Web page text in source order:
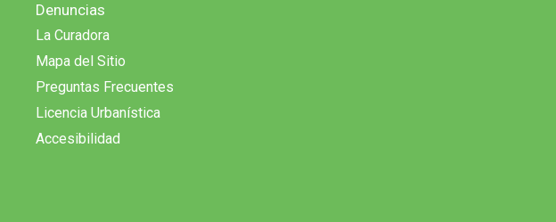
Denuncias
La Curadora
Mapa del Sitio
Preguntas Frecuentes
Licencia Urbanística
Accesibilidad